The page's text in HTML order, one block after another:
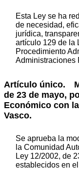
Esta Ley se ha
de necesidad,
jurídica,
artículo 129 de la
Procedimiento
Administraciones
Artículo único.
de 23 de mayo,
Económico con
Vasco.
Se aprueba la
la Comunidad
Ley 12/2002, de
establecidos en